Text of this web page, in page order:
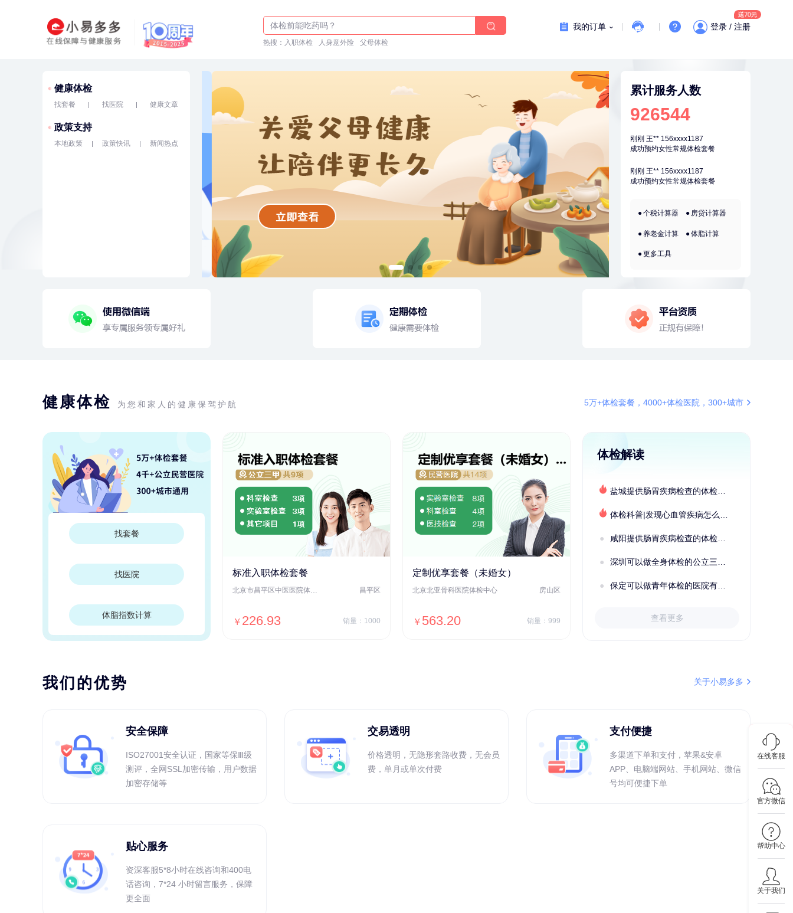
体检前能吃药吗？
十大理由告诉你为什么要买保险
热搜： 入职体检 人身意外险 父母体检
我的订单 登录 / 注册
健康体检
找套餐 找医院 健康文章
政策支持
本地政策 政策快讯 新闻热点
累计服务人数
926544
177xxxx7832
购买了五常稻花香2号大米
刚刚 王**
成功预约女性常规体检套餐
刚刚 王**
成功预约女性常规体检套餐
成功预约了精英体检套餐
1分钟前 周** 197xxxx4928
成功预约了关怀老人B套餐
4分钟前 肖** 159xxxx4211
购买了公牛环球旅行转换器—L07
7分钟前
7分钟前 熊** 177xxxx7832
购买了五常稻花香2号大米
购买了五常稻花香2号大米
个税计算器 房贷计算器
养老金计算 体脂计算
更多工具
健康体检 为您和家人的健康保驾护航 5万+体检套餐，4000+体检医院，300+城市
找套餐
找医院
体脂指数计算
标准入职体检套餐
北京市昌平区中医医院体检中心 昌平区
￥ 226.93 销量：1000
定制优享套餐（未婚女）
北京北亚骨科医院体检中心 房山区
￥ 563.20 销量：999
秦皇岛市第一医院体检中心 北戴河区
体检解读
盐城提供肠胃疾病检查的体检套餐有哪些？体检机构有哪些选择？如何预约？
体检科普|发现心血管疾病怎么办？
咸阳提供肠胃疾病检查的体检套餐有哪些？体检机构有哪些选择？如何预约？
深圳可以做全身体检的公立三甲医院及体检套餐汇总
保定可以做青年体检的医院有哪些？有哪些套餐可以选择？
查看更多
我们的优势 关于小易多多
安全保障
ISO27001安全认证，国家等保Ⅲ级
测评，全网SSL加密传输，用户数据
加密存储等
交易透明
价格透明，无隐形套路收费，无会员
费，单月或单次付费
支付便捷
多渠道下单和支付，苹果&安卓
APP、电脑端网站、手机网站、微信
号均可便捷下单
贴心服务
资深客服5*8小时在线咨询和400电
话咨询，7*24 小时留言服务，保障
更全面
在线客服
官方微信
帮助中心
关于我们